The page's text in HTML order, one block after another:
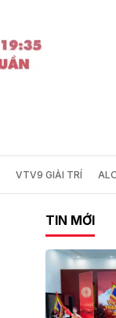
VTV9 GIẢI TRÍ
TIN MỚI